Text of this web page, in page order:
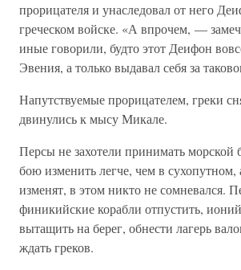
прорицателя и унаследовал от него
греческом войске. «А впрочем, —
иные говорили, будто этот Деифон
Эвения, а только выдавал себя за
Напутствуемые прорицателем, греки
двинулись к мысу Микале.
Персы не захотели принимать морской
бою изменить легче, чем в
изменят, в этом никто не сомневался.
финикийские корабли отпустить,
вытащить на берег, обнести лагерь
ждать греков.